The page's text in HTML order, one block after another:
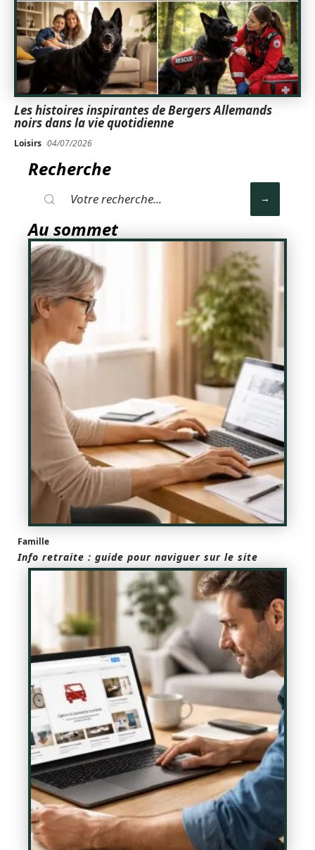
Les histoires inspirantes de Bergers Allemands
noirs dans la vie quotidienne
Loisirs 04/07/2026
Recherche
Au sommet
Famille
Info retraite : guide pour naviguer sur le site